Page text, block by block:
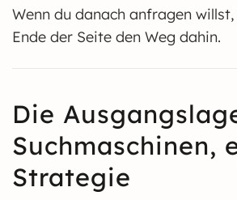
Wenn du danach anfragen
Ende der Seite den Weg dahin.
Die
Suchmaschinen,
Strategie